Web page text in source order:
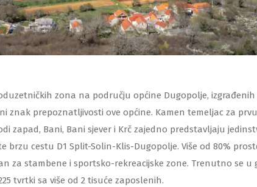
zona na području općine Dugopolje,
znak prepoznatljivosti ove općine. Kamen temeljac za
zapad, Bani, Bani sjever i Krč zajedno predstavljaju
brzu cestu D1 Split-Solin-Klis-Dugopolje. Više od 80%
za stambene i sportsko-rekreacijske zone. Trenutno se u
tvrtki sa više od 2 tisuće zaposlenih.